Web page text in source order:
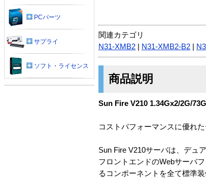
関連カテゴリ
N31-XMB2
N31-XMB2-B2
商品説明
Sun Fire V210 1.34Gx2/2G/
コストパフォーマンスに優れ
Sun Fire V210サーバは、デュ
フロントエンドのWebサーバ
るコンポーネントを全て標準
PCパーツ
サプライ
ソフト・ライセンス